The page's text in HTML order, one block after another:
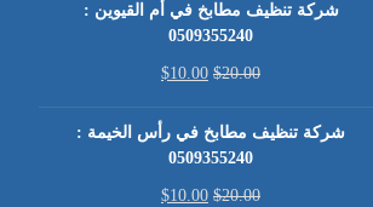
شركة تنظيف مطابخ في أم القيوين :
0509355240
$20.00
$10.00
شركة تنظيف مطابخ في رأس الخيمة :
0509355240
$20.00
$10.00